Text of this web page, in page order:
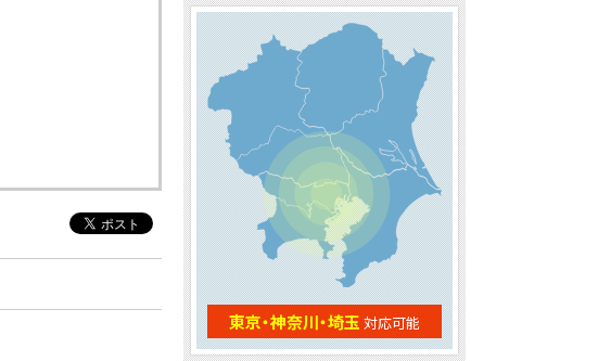
東京・神奈川・埼玉 対応可能